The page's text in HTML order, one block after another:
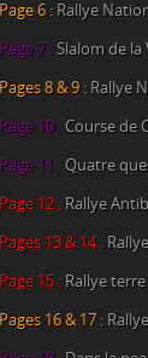
Page 6 : Rallye
Page 7 : Slalom de la
Pages 8 & 9 : Rallye
Page 10 : Course de
Page 11 : Quatre
Page 12 : Rallye
Pages 13 & 14 :
Page 15 : Rallye
Pages 16 & 17 :